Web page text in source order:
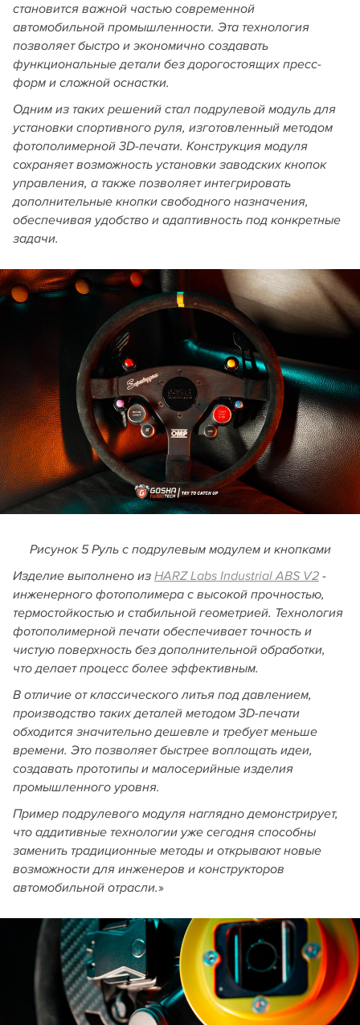
становится важной частью современной
автомобильной промышленности. Эта технология
позволяет быстро и экономично создавать
функциональные детали без дорогостоящих пресс-
форм и сложной оснастки.
Одним из таких решений стал подрулевой модуль для
установки спортивного руля, изготовленный методом
фотополимерной 3D-печати. Конструкция модуля
сохраняет возможность установки заводских кнопок
управления, а также позволяет интегрировать
дополнительные кнопки свободного назначения,
обеспечивая удобство и адаптивность под конкретные
задачи.
Рисунок 5 Руль с подрулевым модулем и кнопками
Изделие выполнено из HARZ Labs Industrial ABS V2 -
инженерного фотополимера с высокой прочностью,
термостойкостью и стабильной геометрией. Технология
фотополимерной печати обеспечивает точность и
чистую поверхность без дополнительной обработки,
что делает процесс более эффективным.
В отличие от классического литья под давлением,
производство таких деталей методом 3D-печати
обходится значительно дешевле и требует меньше
времени. Это позволяет быстрее воплощать идеи,
создавать прототипы и малосерийные изделия
промышленного уровня.
Пример подрулевого модуля наглядно демонстрирует,
что аддитивные технологии уже сегодня способны
заменить традиционные методы и открывают новые
возможности для инженеров и конструкторов
автомобильной отрасли.»